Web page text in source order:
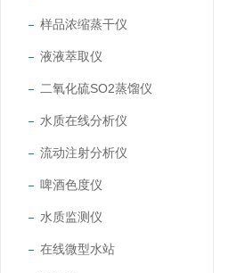
样品浓缩蒸干仪
液液萃取仪
二氧化硫SO2蒸馏仪
水质在线分析仪
流动注射分析仪
啤酒色度仪
水质监测仪
在线微型水站